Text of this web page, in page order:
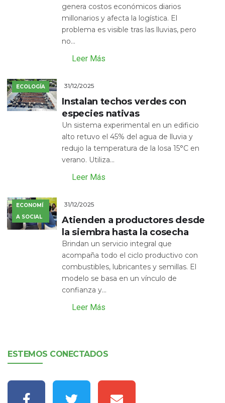
genera costos económicos diarios
millonarios y afecta la logística. El
problema es visible tras las lluvias, pero
no...
Leer Más
ECOLOGÍA 31/12/2025
Instalan techos verdes con
especies nativas
Un sistema experimental en un edificio
alto retuvo el 45% del agua de lluvia y
redujo la temperatura de la losa 15°C en
verano. Utiliza...
Leer Más
ECONOMÍ
A SOCIAL
31/12/2025
Atienden a productores desde
la siembra hasta la cosecha
Brindan un servicio integral que
acompaña todo el ciclo productivo con
combustibles, lubricantes y semillas. El
modelo se basa en un vínculo de
confianza y...
Leer Más
ESTEMOS CONECTADOS